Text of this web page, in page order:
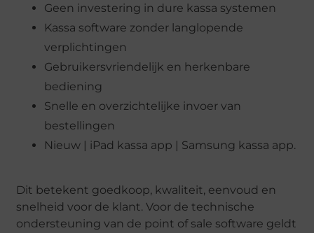
Geen investering in dure kassa systemen
Kassa software zonder langlopende
verplichtingen
Gebruikersvriendelijk en herkenbare
bediening
Snelle en overzichtelijke invoer van
bestellingen
Nieuw | iPad kassa app | Samsung kassa app.
Dit betekent goedkoop, kwaliteit, eenvoud en
snelheid voor de klant. Voor de technische
ondersteuning van de point of sale software geldt